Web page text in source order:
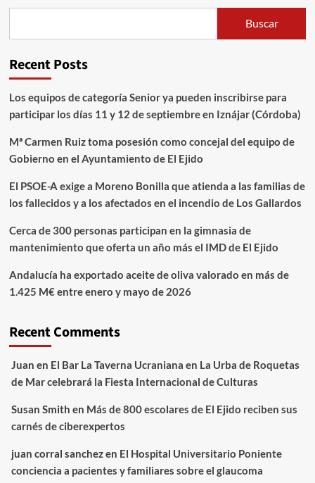
Buscar
Recent Posts
Los equipos de categoría Senior ya pueden inscribirse para
participar los días 11 y 12 de septiembre en Iznájar (Córdoba)
Mª Carmen Ruiz toma posesión como concejal del equipo de
Gobierno en el Ayuntamiento de El Ejido
El PSOE-A exige a Moreno Bonilla que atienda a las familias de
los fallecidos y a los afectados en el incendio de Los Gallardos
Cerca de 300 personas participan en la gimnasia de
mantenimiento que oferta un año más el IMD de El Ejido
Andalucía ha exportado aceite de oliva valorado en más de
1.425 M€ entre enero y mayo de 2026
Recent Comments
Juan en El Bar La Taverna Ucraniana en La Urba de Roquetas
de Mar celebrará la Fiesta Internacional de Culturas
Susan Smith en Más de 800 escolares de El Ejido reciben sus
carnés de ciberexpertos
juan corral sanchezen El Hospital Universitario Poniente
conciencia a pacientes y familiares sobre el glaucoma